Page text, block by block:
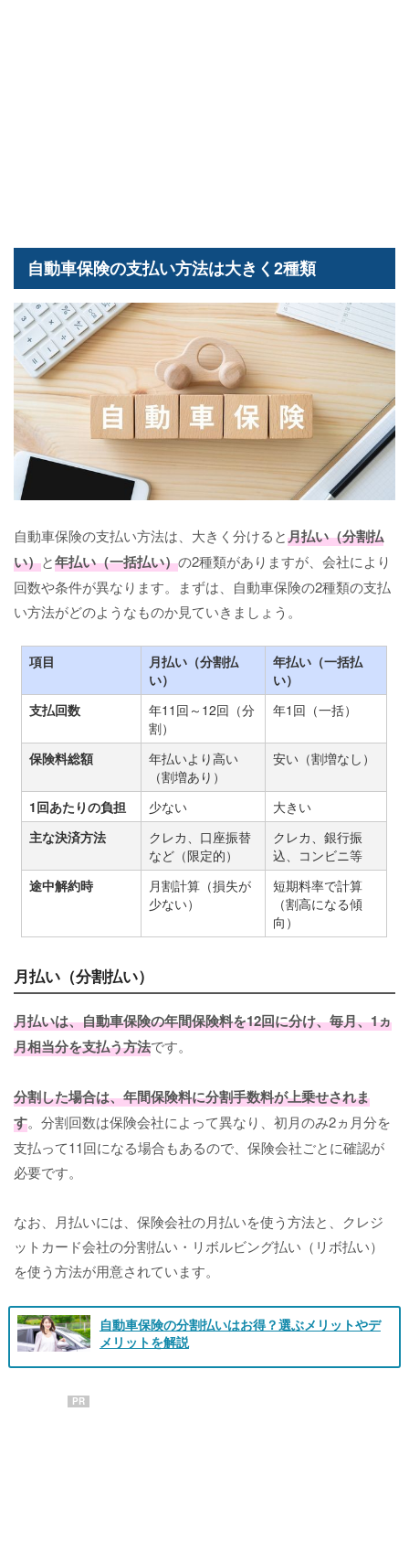
自動車保険の支払い方法は大きく2種類
自動車保険の支払い方法は、大きく分けると月払い（分割払
い）と年払い（一括払い）の2種類がありますが、会社により
回数や条件が異なります。まずは、自動車保険の2種類の支払
い方法がどのようなものか見ていきましょう。
項目
月払い（分割払
い）
年払い（一括払
い）
支払回数
年11回～12回（分
割）
年1回（一括）
保険料総額
年払いより高い
（割増あり）
安い（割増なし）
1回あたりの負担 少ない
大きい
主な決済方法
クレカ、口座振替
など（限定的）
クレカ、銀行振
込、コンビニ等
途中解約時
月割計算（損失が
少ない）
短期料率で計算
（割高になる傾
向）
月払い（分割払い）
月払いは、自動車保険の年間保険料を12回に分け、毎月、1ヵ
月相当分を支払う方法です。
分割した場合は、年間保険料に分割手数料が上乗せされま
す。分割回数は保険会社によって異なり、初月のみ2ヵ月分を
支払って11回になる場合もあるので、保険会社ごとに確認が
必要です。
なお、月払いには、保険会社の月払いを使う方法と、クレジ
ットカード会社の分割払い・リボルビング払い（リボ払い）
を使う方法が用意されています。
自動車保険の分割払いはお得？選ぶメリットやデ
メリットを解説
PR